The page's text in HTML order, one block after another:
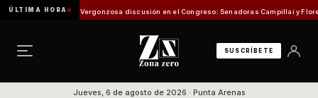
ÚLTIMA HORA
de Pesca Vergonzosa discusión en el Congreso: Senadoras Campillai y Flores se
SUSCRÍBETE
Jueves, 6 de agosto de 2026 · Punta Arenas